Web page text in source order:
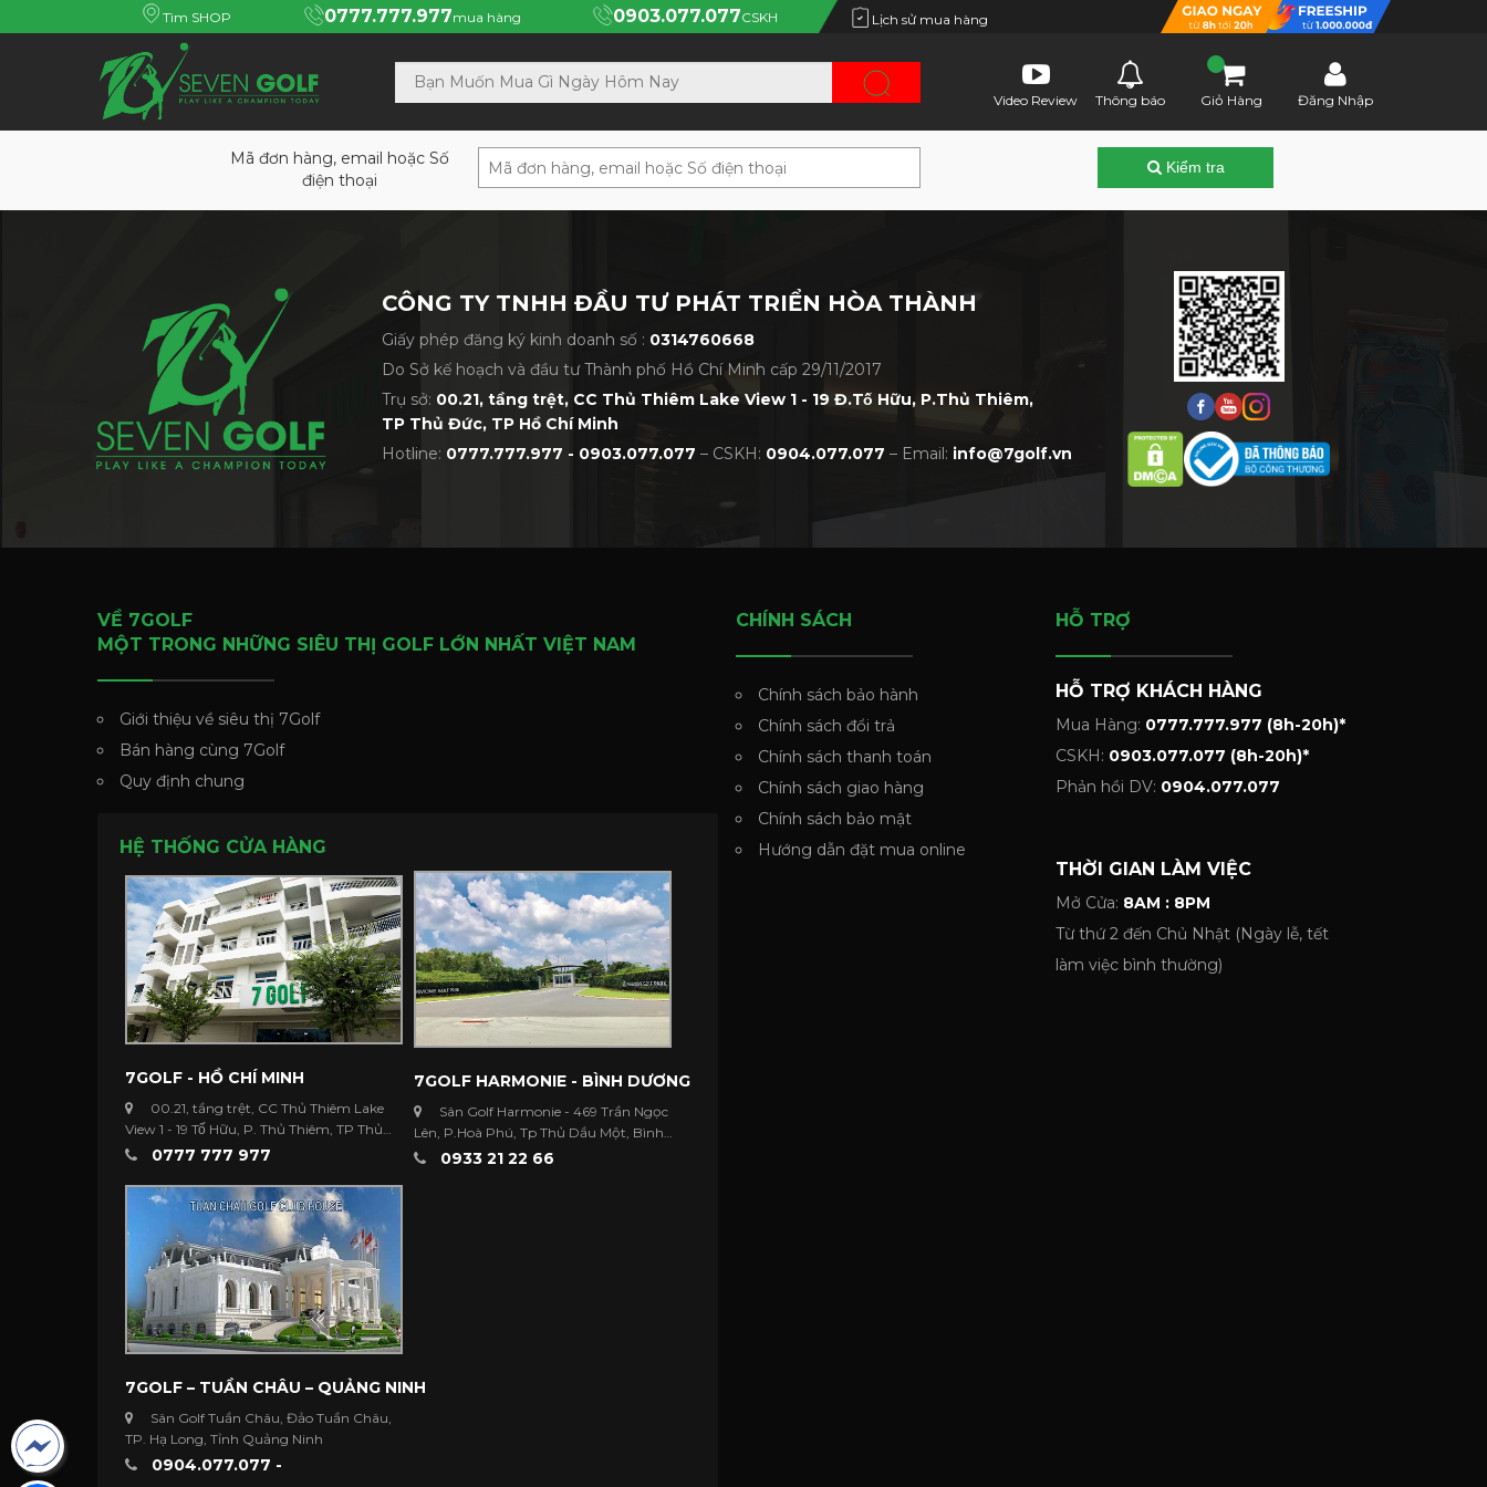
Tìm SHOP 0777.777.977mua hàng 0903.077.077CSKH Lịch sử mua hàng
Video Review Thông báo Giỏ Hàng Đăng Nhập
Mã đơn hàng, email hoặc Số
điện thoại
Kiểm tra
CÔNG TY TNHH ĐẦU TƯ PHÁT TRIỂN HÒA THÀNH
Giấy phép đăng ký kinh doanh số : 0314760668
Do Sở kế hoạch và đầu tư Thành phố Hồ Chí Minh cấp 29/11/2017
Trụ sở: 00.21, tầng trệt, CC Thủ Thiêm Lake View 1 - 19 Đ.Tố Hữu, P.Thủ Thiêm,
TP Thủ Đức, TP Hồ Chí Minh
Hotline: 0777.777.977 - 0903.077.077 – CSKH: 0904.077.077 – Email: info@7golf.vn
VỀ 7GOLF
MỘT TRONG NHỮNG SIÊU THỊ GOLF LỚN NHẤT VIỆT NAM
Giới thiệu về siêu thị 7Golf
Bán hàng cùng 7Golf
Quy định chung
HỆ THỐNG CỬA HÀNG
7GOLF - HỒ CHÍ MINH
00.21, tầng trệt, CC Thủ Thiêm Lake
View 1 - 19 Tố Hữu, P. Thủ Thiêm, TP Thủ
Đức ...0777 777 977
7GOLF HARMONIE - BÌNH DƯƠNG
Sân Golf Harmonie - 469 Trần Ngọc
Lên, P.Hoà Phú, Tp Thủ Dầu Một, Bình
Dương0933 21 22 66
7GOLF – TUẦN CHÂU – QUẢNG NINH
Sân Golf Tuần Châu, Đảo Tuần Châu,
TP. Hạ Long, Tỉnh Quảng Ninh
0904.077.077 -
CHÍNH SÁCH
Chính sách bảo hành
Chính sách đổi trả
Chính sách thanh toán
Chính sách giao hàng
Chính sách bảo mật
Hướng dẫn đặt mua online
HỖ TRỢ
HỖ TRỢ KHÁCH HÀNG
Mua Hàng: 0777.777.977 (8h-20h)*
CSKH: 0903.077.077 (8h-20h)*
Phản hồi DV: 0904.077.077
THỜI GIAN LÀM VIỆC
Mở Cửa: 8AM : 8PM
Từ thứ 2 đến Chủ Nhật (Ngày lễ, tết
làm việc bình thường)